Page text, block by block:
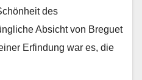
des
Absicht von Breguet
Erfindung war es, die